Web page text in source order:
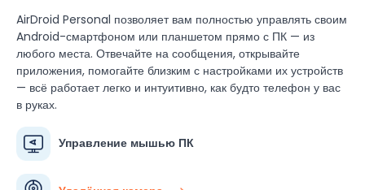
Управление мышью ПК
AirDroid Personal позволяет вам полностью управлять своим
Android-смартфоном или планшетом прямо с ПК — из
любого места. Отвечайте на сообщения, открывайте
приложения, помогайте близким с настройками их устройств
— всё работает легко и интуитивно, как будто телефон у вас
в руках.